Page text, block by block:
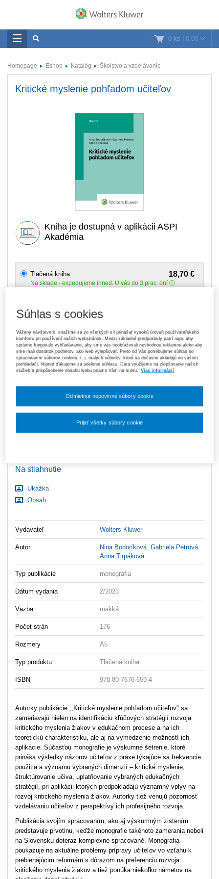
0 ks | 0,00
Homepage Eshop Katalóg Školstvo a vzdelávanie
Kritické myslenie pohľadom učiteľov
Kniha je dostupná v aplikácii ASPI
Akadémia
18,70 €
Tlačená kniha
Na sklade - expedujeme ihneď. U vás do 3 prac. dní
V predaji
Akadémia. Čo je ASPI Akadémia?
189,00 €
Predplatné 12 mesiacov ASPI Akadémia
V predaji
E-kniha je dostupná výhradne prostredníctvom aplikácie ASPI
Upozorňujeme, že v období od 1. 8. do 21. 8. z technických
dôvodov nemôžeme vystavovať daňové doklady. Budú vám
zaslané dodatočne e‑mailom.
ks Vložiť do košíka
Na stiahnutie
Ukážka
Obsah
Vydavateľ Wolters Kluwer
Autor Nina Bodoríková ,Gabriela Petrová
Anna Tirpáková
Typ publikácie monografia
Dátum vydania 2/2023
Väzba mäkká
Počet strán 176
Rozmery A5
Typ produktu Tlačená kniha
ISBN 978-80-7676-659-4
Autorky publikácie ,,Kritické myslenie pohľadom učiteľov" sa
zameriavajú nielen na identifikáciu kľúčových stratégií rozvoja
kritického myslenia žiakov v edukačnom procese a na ich
teoretickú charakteristiku, ale aj na vymedzenie možností ich
aplikácie. Súčasťou monografie je výskumné šetrenie, ktoré
prináša výsledky názorov učiteľov z praxe týkajúce sa frekvencie
použitia a významu vybraných dimenzií – kritické myslenie,
štruktúrovanie učiva, uplatňovanie vybraných edukačných
stratégií, pri aplikácii ktorých predpokladajú významný vplyv na
rozvoj kritického myslenia žiakov. Autorky tiež venujú pozornosť
vzdelávaniu učiteľov z perspektívy ich profesijného rozvoja.
Publikácia svojím spracovaním, ako aj výskumným zistením
predstavuje prvotinu, keďže monografie takéhoto zamerania neboli
na Slovensku doteraz komplexne spracované. Monografia
poukazuje na aktuálne problémy prípravy učiteľov vo vzťahu k
prebiehajúcim reformám s dôrazom na preferenciu rozvoja
kritického myslenia žiakov a tiež ponúka niekoľko námetov na
Súhlas s cookies
Vážený návštevník, snažíme sa zo všetkých síl prinášať vysokú úroveň používateľského
komfortu pri používaní našich webstránok. Medzi základné predpoklady patrí napr. aby
správne fungovalo vyhľadávanie, aby sme vás neobťažovali nevhodnou reklamou alebo aby
sme mali dostatok podnetov, ako web vylepšovať. Preto od Vás potrebujeme súhlas so
spracovaním súborov cookies, t. j. malých súborov, ktoré sa dočasne ukladajú vo vašom
prehliadači. Vopred ďakujeme za udelenie súhlasu. Dáta využijeme na zlepšovanie našich
služieb a prispôsobenie obsahu webu priamo Vám na mieru.
Viac informácií
Odmietnut nepovinné súbory cookie
Prijať všetky súbory cookie